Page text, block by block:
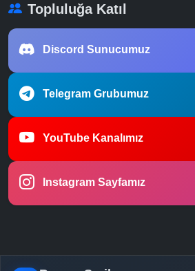
Topluluğa Katıl
Discord Sunucumuz
Telegram Grubumuz
YouTube Kanalımız
Instagram Sayfamız